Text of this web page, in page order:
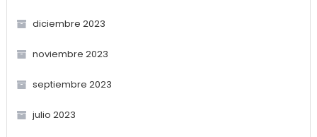
diciembre 2023
noviembre 2023
septiembre 2023
julio 2023